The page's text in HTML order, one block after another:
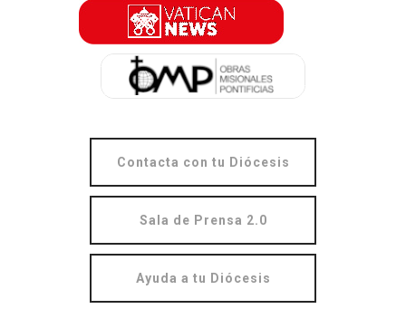
Contacta con tu Diócesis
Sala de Prensa 2.0
Ayuda a tu Diócesis